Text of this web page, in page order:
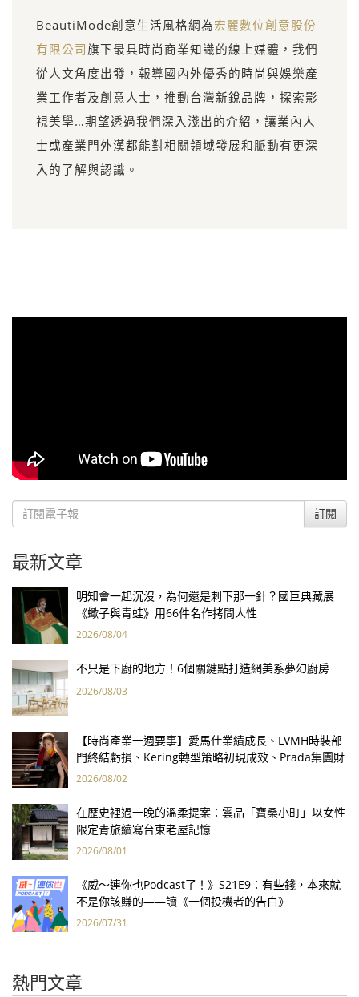
BeautiMode創意生活風格網為宏麗數位創意股份
有限公司旗下最具時尚商業知識的線上媒體，我們
從人文角度出發，報導國內外優秀的時尚與娛樂產
業工作者及創意人士，推動台灣新銳品牌，探索影
視美學…期望透過我們深入淺出的介紹，讓業內人
士或產業門外漢都能對相關領域發展和脈動有更深
入的了解與認識。
訂閱
最新文章
明知會一起沉沒，為何還是刺下那一針？國巨典藏展
《蠍子與青蛙》用66件名作拷問人性
2026/08/04
不只是下廚的地方！6個關鍵點打造網美系夢幻廚房
2026/08/03
【時尚產業一週要事】愛馬仕業績成長、LVMH時裝部
門終結虧損、Kering轉型策略初現成效、Prada集團財
報亮眼
2026/08/02
在歷史裡過一晚的溫柔提案：雲品「寶桑小町」以女性
限定青旅續寫台東老屋記憶
2026/08/01
《威～連你也Podcast了！》S21E9：有些錢，本來就
不是你該賺的——讀《一個投機者的告白》
2026/07/31
熱門文章